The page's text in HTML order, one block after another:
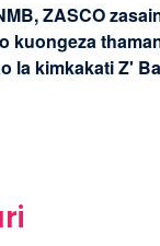
ZASCO
kuongeza
la kimkakati Z'